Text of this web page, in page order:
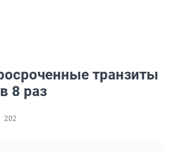
транзиты
8 раз
202